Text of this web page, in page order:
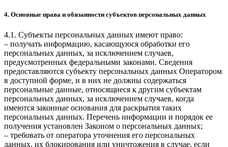
4. Основные права и обязанности субъектов персональных данных
4.1. Субъекты персональных данных имеют право:
– получать информацию, касающуюся обработки его
персональных данных, за исключением случаев,
предусмотренных федеральными законами. Сведения
предоставляются субъекту персональных данных Оператором
в доступной форме, и в них не должны содержаться
персональные данные, относящиеся к другим субъектам
персональных данных, за исключением случаев, когда
имеются законные основания для раскрытия таких
персональных данных. Перечень информации и порядок ее
получения установлен Законом о персональных данных;
– требовать от оператора уточнения его персональных
данных, их блокирования или уничтожения в случае, если